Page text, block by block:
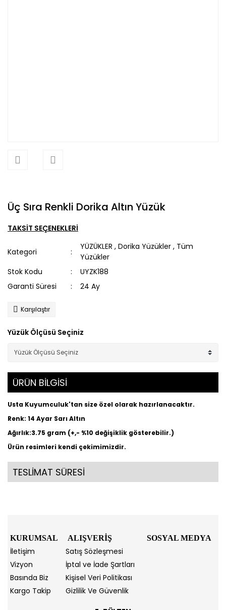
Üç Sıra Renkli Dorika Altın Yüzük
TAKSİT SEÇENEKLERİ
Kategori
YÜZÜKLER ,Dorika Yüzükler , Tüm
Yüzükler
Stok Kodu
UYZK188
Garanti Süresi
24 Ay
Karşılaştır
Yüzük Ölçüsü Seçiniz
ÜRÜN BİLGİSİ
Usta Kuyumculuk'tan size özel olarak hazırlanacaktır.
Renk: 14 Ayar Sarı Altın
Ağırlık:3.75 gram (+,- %10 değişiklik gösterebilir.)
Ürün resimleri kendi çekimimizdir.
TESLİMAT SÜRESİ
KURUMSAL ALIŞVERİŞ SOSYAL MEDYA
İletişim
Satış Sözleşmesi
Vizyon
İptal ve İade Şartları
Basında Biz
Kişisel Veri Politikası
Kargo Takip
Gizlilik Ve Güvenlik